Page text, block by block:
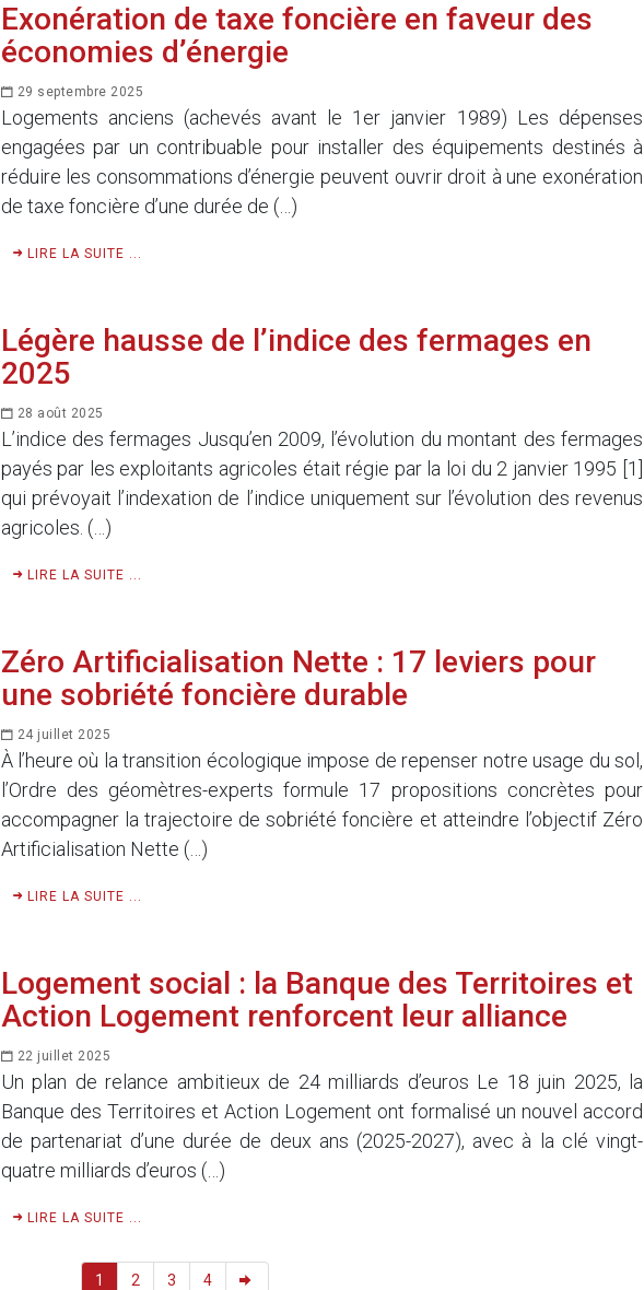
Exonération de taxe foncière en faveur des
économies d’énergie
29 septembre 2025
Logements anciens (achevés avant le 1er janvier 1989) Les dépenses
engagées par un contribuable pour installer des équipements destinés à
réduire les consommations d’énergie peuvent ouvrir droit à une exonération
de taxe foncière d’une durée de (…)
LIRE LA SUITE ...
Légère hausse de l’indice des fermages en
2025
28 août 2025
L’indice des fermages Jusqu’en 2009, l’évolution du montant des fermages
payés par les exploitants agricoles était régie par la loi du 2 janvier 1995 [1]
qui prévoyait l’indexation de l’indice uniquement sur l’évolution des revenus
agricoles. (…)
LIRE LA SUITE ...
Zéro Artificialisation Nette : 17 leviers pour
une sobriété foncière durable
24 juillet 2025
À l’heure où la transition écologique impose de repenser notre usage du sol,
l’Ordre des géomètres-experts formule 17 propositions concrètes pour
accompagner la trajectoire de sobriété foncière et atteindre l’objectif Zéro
Artificialisation Nette (…)
LIRE LA SUITE ...
Logement social : la Banque des Territoires et
Action Logement renforcent leur alliance
22 juillet 2025
Un plan de relance ambitieux de 24 milliards d’euros Le 18 juin 2025, la
Banque des Territoires et Action Logement ont formalisé un nouvel accord
de partenariat d’une durée de deux ans (2025-2027), avec à la clé vingt-
quatre milliards d’euros (…)
LIRE LA SUITE ...
1 2 3 4